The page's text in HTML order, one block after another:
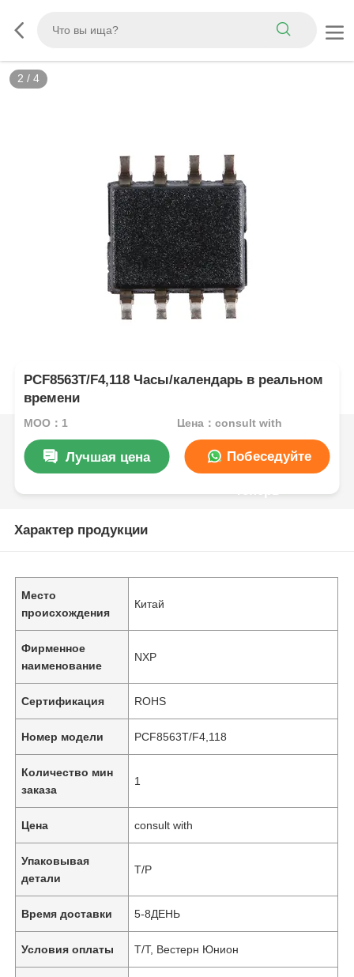
2 / 4
PCF8563T/F4,118 Часы/календарь в реальном
времени
MOQ：1 Цена：consult with
Лучшая цена Побеседуйте
Характер продукции
Место
происхождения
Китай
Фирменное
наименование
NXP
Сертификация ROHS
Номер модели PCF8563T/F4,118
Количество мин
заказа
1
Цена consult with
Упаковывая
детали
Т/Р
Время доставки 5-8ДЕНЬ
Условия оплаты Т/Т, Вестерн Юнион